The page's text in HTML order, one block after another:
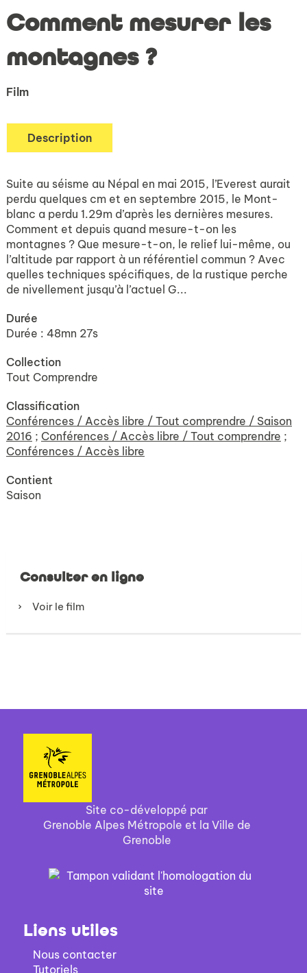
Comment mesurer les
montagnes ?
Film
Description
Suite au séisme au Népal en mai 2015, l’Everest aurait
perdu quelques cm et en septembre 2015, le Mont-
blanc a perdu 1.29m d’après les dernières mesures.
Comment et depuis quand mesure-t-on les
montagnes ? Que mesure-t-on, le relief lui-même, ou
l’altitude par rapport à un référentiel commun ? Avec
quelles techniques spécifiques, de la rustique perche
de nivellement jusqu’à l’actuel G...
Durée
Durée : 48mn 27s
Collection
Tout Comprendre
Classification
Conférences / Accès libre / Tout comprendre / Saison
2016 ; Conférences / Accès libre / Tout comprendre ;
Conférences / Accès libre
Contient
Saison
Consulter en ligne
Voir le film
Site co-développé par
Grenoble Alpes Métropole et la Ville de
Grenoble
Liens utiles
Nous contacter
Tutoriels